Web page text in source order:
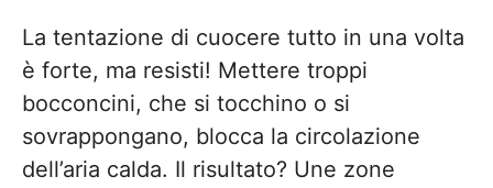
La tentazione di cuocere tutto in una volta
è forte, ma resisti! Mettere troppi
bocconcini, che si tocchino o si
sovrappongano, blocca la circolazione
dell’aria calda. Il risultato? Une zone